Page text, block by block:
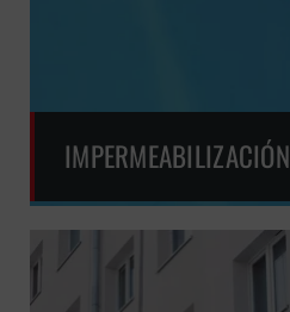
IMPERMEABILIZACIÓN